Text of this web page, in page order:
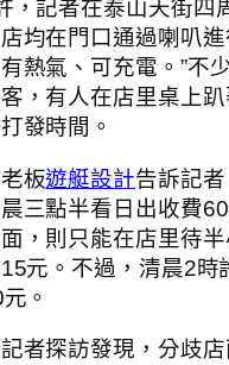
，記者在泰山天街四
均在門口通過喇叭進
熱氣、可充電。”不
，有人在店里桌上
發時間。
板遊艇設計告訴記
三點半看日出收費
，則只能在店里待
元。不過，清晨2時
。
者探訪發現，分歧